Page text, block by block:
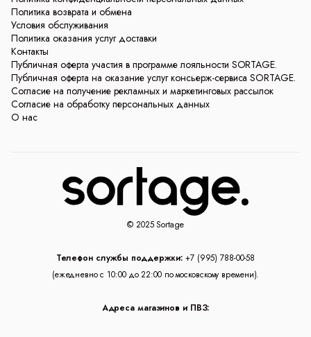
Политика возврата и обмена
Условия обслуживания
Политика оказания услуг доставки
Контакты
Публичная оферта участия в программе лояльности SORTAGE.
Публичная оферта на оказание услуг консьерж-сервиса SORTAGE.
Согласие на получение рекламных и маркетинговых рассылок
Согласие на обработку персональных данных
О нас
© 2025 Sortage
Телефон службы поддержки: +7 (995) 788-00-58
(ежедневно с 10:00 до 22:00 по московскому времени).
Адреса магазинов и ПВЗ: